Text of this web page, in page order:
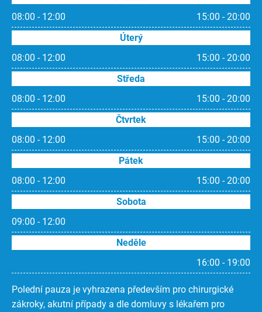
08:00 - 12:00
15:00 - 20:00
Úterý
08:00 - 12:00
15:00 - 20:00
Středa
08:00 - 12:00
15:00 - 20:00
Čtvrtek
08:00 - 12:00
15:00 - 20:00
Pátek
08:00 - 12:00
15:00 - 20:00
Sobota
09:00 - 12:00
Neděle
16:00 - 19:00
Polední pauza je vyhrazena především pro chirurgické
zákroky, akutní případy a dle domluvy s lékařem pro